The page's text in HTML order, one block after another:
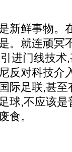
鲜事物。
。就连顽冥
进门线技术
反对科技介
际足联,甚
球,不应该
食。